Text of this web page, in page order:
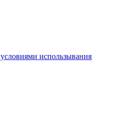
условиями использывания